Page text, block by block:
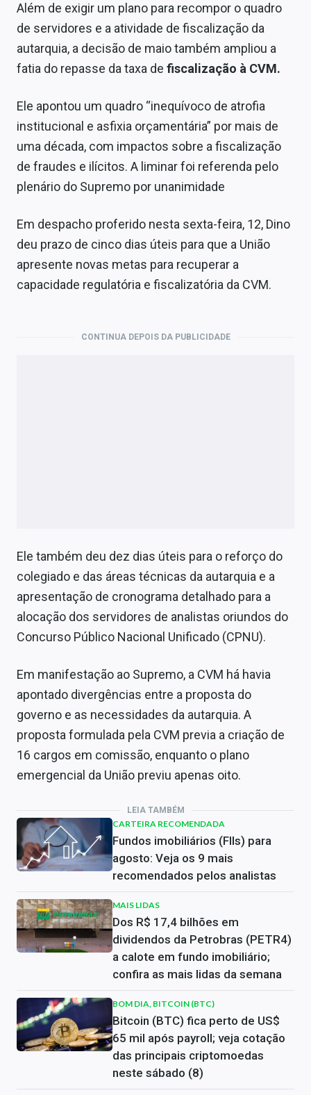
Além de exigir um plano para recompor o quadro
de servidores e a atividade de fiscalização da
autarquia, a decisão de maio também ampliou a
fatia do repasse da taxa de fiscalização à CVM.
Ele apontou um quadro “inequívoco de atrofia
institucional e asfixia orçamentária” por mais de
uma década, com impactos sobre a fiscalização
de fraudes e ilícitos. A liminar foi referenda pelo
plenário do Supremo por unanimidade
Em despacho proferido nesta sexta-feira, 12, Dino
deu prazo de cinco dias úteis para que a União
apresente novas metas para recuperar a
capacidade regulatória e fiscalizatória da CVM.
CONTINUA DEPOIS DA PUBLICIDADE
Ele também deu dez dias úteis para o reforço do
colegiado e das áreas técnicas da autarquia e a
apresentação de cronograma detalhado para a
alocação dos servidores de analistas oriundos do
Concurso Público Nacional Unificado (CPNU).
Em manifestação ao Supremo, a CVM há havia
apontado divergências entre a proposta do
governo e as necessidades da autarquia. A
proposta formulada pela CVM previa a criação de
16 cargos em comissão, enquanto o plano
emergencial da União previu apenas oito.
LEIA TAMBÉM
CARTEIRA RECOMENDADA
Fundos imobiliários (FIIs) para
agosto: Veja os 9 mais
recomendados pelos analistas
MAIS LIDAS
Dos R$ 17,4 bilhões em
dividendos da Petrobras (PETR4)
a calote em fundo imobiliário;
confira as mais lidas da semana
BOM DIA, BITCOIN (BTC)
Bitcoin (BTC) fica perto de US$
65 mil após payroll; veja cotação
das principais criptomoedas
neste sábado (8)